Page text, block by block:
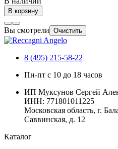
В корзину
Вы смотрели Очистить
8 (495) 215-58-22
Пн-пт с 10 до 18 часов
ИП Муксунов Сергей
ИНН: 771801011225
Московская область, г.
Саввинская, д. 12
Каталог